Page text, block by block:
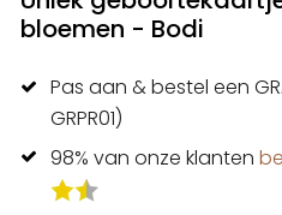
bloemen - Bodi
Pas aan & bestel een
GRPR01)
98% van onze klanten